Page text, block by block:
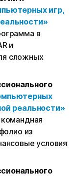
игр,
в
и
сложных
реальности»
из
условия